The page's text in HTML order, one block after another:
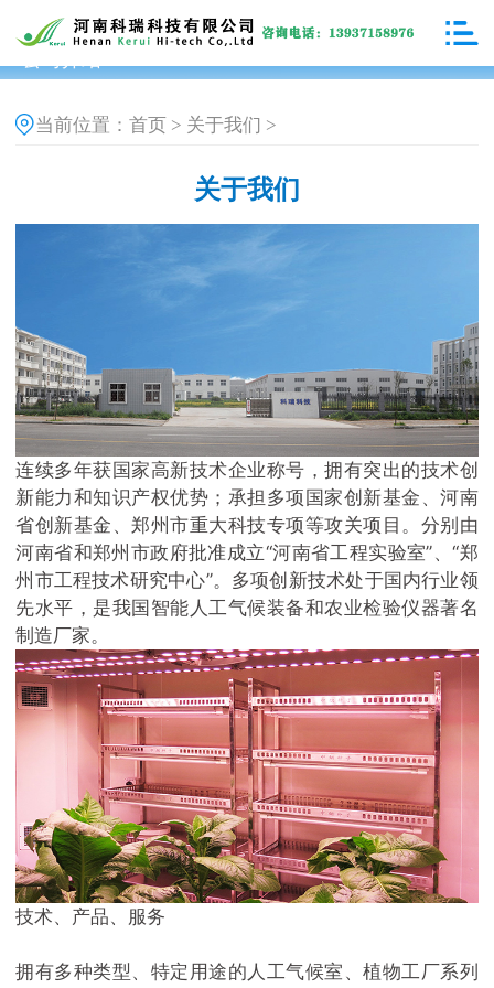
当前位置：首页 > 关于我们 >
关于我们
连续多年获国家高新技术企业称号，拥有突出的技术创
新能力和知识产权优势；承担多项国家创新基金、河南
省创新基金、郑州市重大科技专项等攻关项目。分别由
河南省和郑州市政府批准成立“河南省工程实验室”、“郑
州市工程技术研究中心”。多项创新技术处于国内行业领
先水平，是我国智能人工气候装备和农业检验仪器著名
制造厂家。
技术、产品、服务
拥有多种类型、特定用途的人工气候室、植物工厂系列